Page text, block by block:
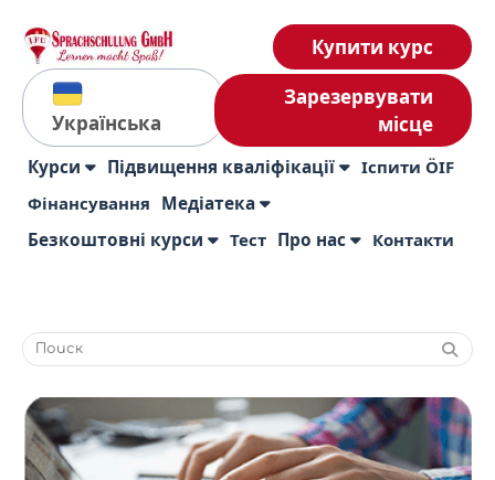
Українська
Купити курс
Зарезервувати
місце
Курси Підвищення кваліфікації
Іспити ÖIF
Фінансування Медіатека
Безкоштовні курси
Тест Про нас Контакти